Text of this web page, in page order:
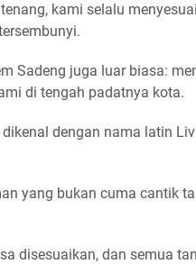
tenang, kami selalu
Sadeng juga luar biasa:
di tengah padatnya kota.
dengan nama latin
yang bukan cuma cantik
disesuaikan, dan semua